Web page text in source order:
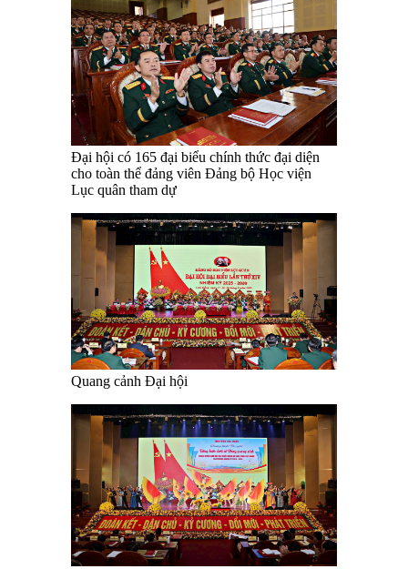
Đại hội có 165 đại biểu chính thức đại diện
cho toàn thể đảng viên Đảng bộ Học viện
Lục quân tham dự
Quang cảnh Đại hội